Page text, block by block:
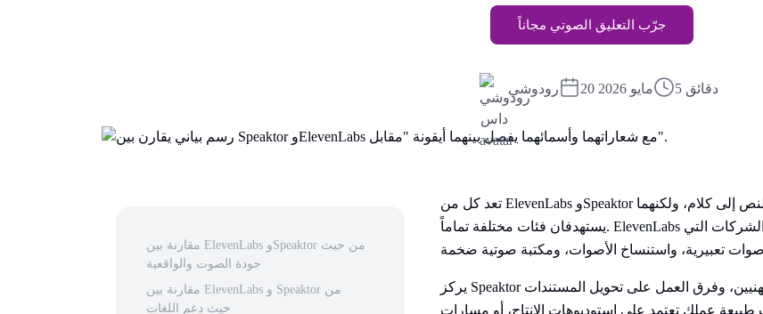
جرّب التعليق الصوتي مجاناً
رودوشي 20 مايو 2026 5 دقائق
مقارنة بين ElevenLabs وSpeaktor من حيث
جودة الصوت والواقعية
مقارنة بين ElevenLabs و Speaktor من
حيث دعم اللغات
تعد كل من ElevenLabs وSpeaktor من الأدوات المعتمدة على الذكاء الاصطناعي لتحويل النص إلى كلام، ولكنهما
يستهدفان فئات مختلفة تماماً. ElevenLabs هي منصة صوتية متكاملة مصممة للمبدعين، المطورين، والشركات التي
يركز Speaktor على سهولة الوصول والبساطة، حيث يساعد الطلاب، المهنيين، وفرق العمل على تحويل المستندات
عملك تعتمد على استوديوهات الإنتاج، أو مسارات